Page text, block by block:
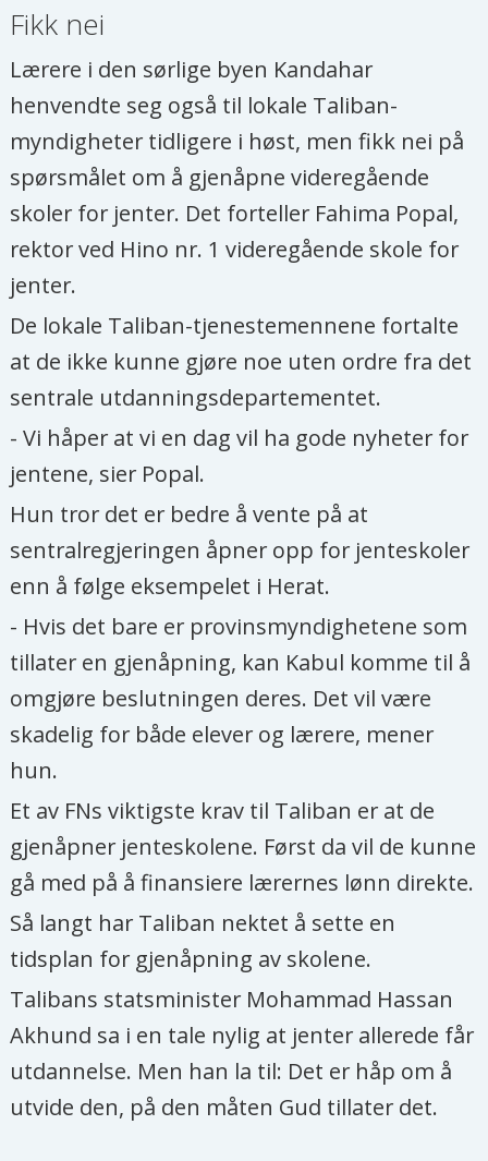
Fikk nei
Lærere i den sørlige byen Kandahar
henvendte seg også til lokale Taliban-
myndigheter tidligere i høst, men fikk nei på
spørsmålet om å gjenåpne videregående
skoler for jenter. Det forteller Fahima Popal,
rektor ved Hino nr. 1 videregående skole for
jenter.
De lokale Taliban-tjenestemennene fortalte
at de ikke kunne gjøre noe uten ordre fra det
sentrale utdanningsdepartementet.
- Vi håper at vi en dag vil ha gode nyheter for
jentene, sier Popal.
Hun tror det er bedre å vente på at
sentralregjeringen åpner opp for jenteskoler
enn å følge eksempelet i Herat.
- Hvis det bare er provinsmyndighetene som
tillater en gjenåpning, kan Kabul komme til å
omgjøre beslutningen deres. Det vil være
skadelig for både elever og lærere, mener
hun.
Et av FNs viktigste krav til Taliban er at de
gjenåpner jenteskolene. Først da vil de kunne
gå med på å finansiere lærernes lønn direkte.
Så langt har Taliban nektet å sette en
tidsplan for gjenåpning av skolene.
Talibans statsminister Mohammad Hassan
Akhund sa i en tale nylig at jenter allerede får
utdannelse. Men han la til: Det er håp om å
utvide den, på den måten Gud tillater det.